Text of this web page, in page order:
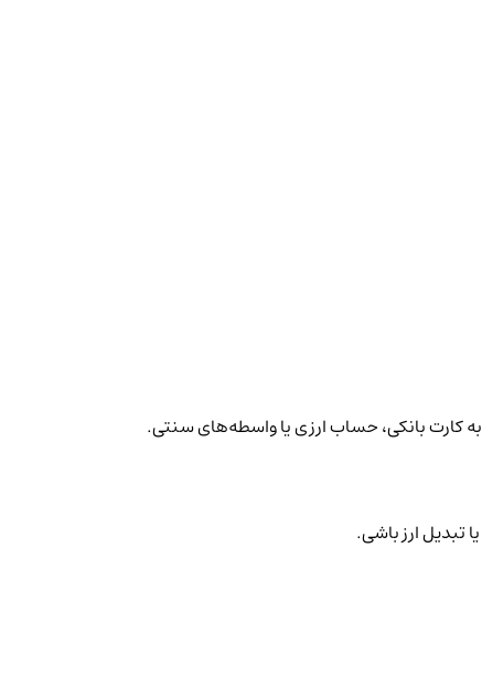
به کارت بانکی، حساب ارزی یا واسطه‌های سنتی.
تبدیل ارز باشی.